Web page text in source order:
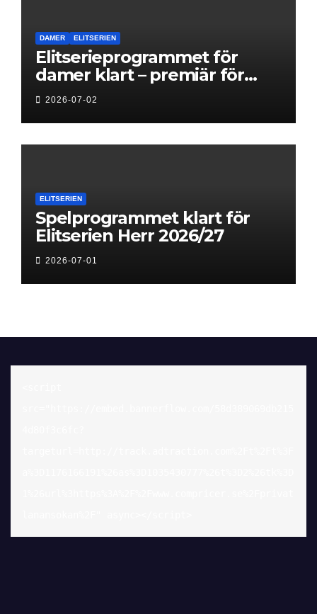
DAMER ELITSERIEN
Elitserieprogrammet för
damer klart – premiär för
Next Level
2026-07-02
ELITSERIEN
Spelprogrammet klart för
Elitserien Herr 2026/27
2026-07-01